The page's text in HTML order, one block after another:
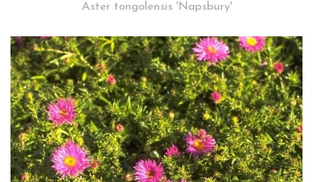
Aster tongolensis 'Napsbury'